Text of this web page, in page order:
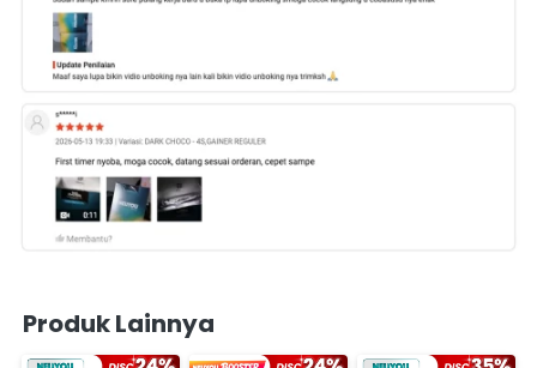
Produk Lainnya